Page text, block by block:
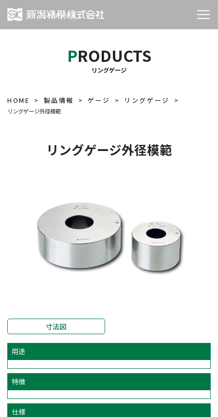
PRODUCTS
リングゲージ
HOME 製品情報 ゲージ リングゲージ
リングゲージ外径模範
リングゲージ外径模範
寸法図
用途
特徴
仕様